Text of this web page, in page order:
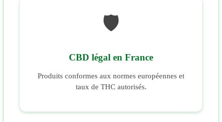
🛡️
CBD légal en France
Produits conformes aux normes européennes et
taux de THC autorisés.